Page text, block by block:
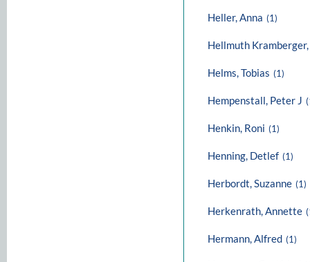
Heller, Anna (1)
Hellmuth
Helms, Tobias (1)
Hempenstall, Peter J
Henkin, Roni (1)
Henning, Detlef (1)
Herbordt, Suzanne (1)
Herkenrath, Annette
Hermann, Alfred (1)